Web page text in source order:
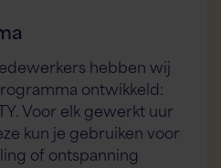
hebben wij
ontwikkeld:
Voor elk gewerkt uur
kun je gebruiken voor
of ontspanning